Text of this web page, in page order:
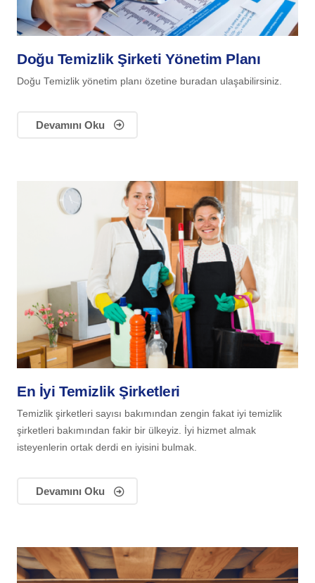
Doğu Temizlik Şirketi Yönetim Planı
Doğu Temizlik yönetim planı özetine buradan ulaşabilirsiniz.
Devamını Oku
En İyi Temizlik Şirketleri
Temizlik şirketleri sayısı bakımından zengin fakat iyi temizlik
şirketleri bakımından fakir bir ülkeyiz. İyi hizmet almak
isteyenlerin ortak derdi en iyisini bulmak.
Devamını Oku